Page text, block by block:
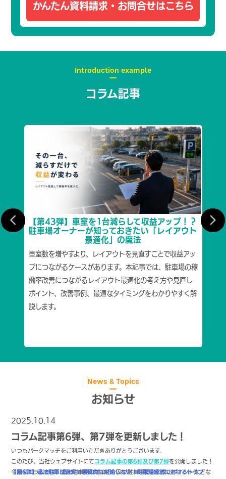
かんたん資料請求・ お問合せはこちら
Introduction example
コラム記事
性
【第43弾】車室を1台減らして収益アップ！？
駐車場オーナーが知っておきたい「レイアウト
最適化」の魔法
車室数を増やすより、レイアウトを見直すことで収益アッ
プにつながるケースがあります。本記事では、駐車場の稼
働率改善につながるレイアウト最適化の考え方や見直し
ポイント、改善事例、最適なタイミングをわかりやすく解
説します。
【
理
News & Topics
お知らせ
2025.10.14
コラム記事第6弾、第7弾を更新しました！
いつもパークマッチをご利用いただきありがとうございます。
このたび、当社ウェブサイトにて コラム記事の第6弾及び第7弾を公開しました！
今回のコラムでは、違法駐車場の対策紹介及び駐車場経営の成功ポイントなどな
【第6弾】違法駐車は絶対に感情的に対処しない！駐車場経営におけるトラブ